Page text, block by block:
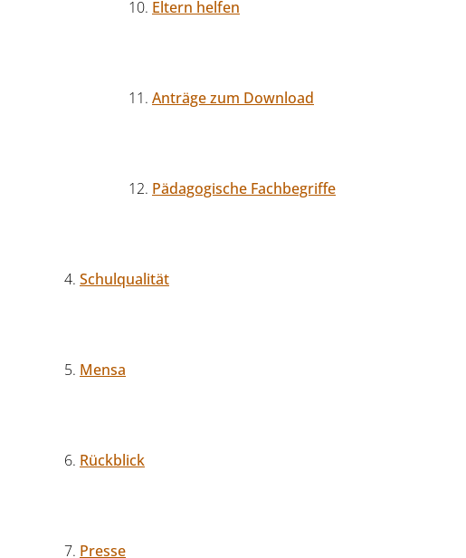
Eltern helfen
Anträge zum Download
Pädagogische Fachbegriffe
Schulqualität
Mensa
Rückblick
Presse